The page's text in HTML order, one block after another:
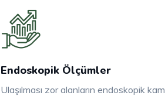
Endoskopik Ölçümler
Ulaşılması zor alanların endoskopik